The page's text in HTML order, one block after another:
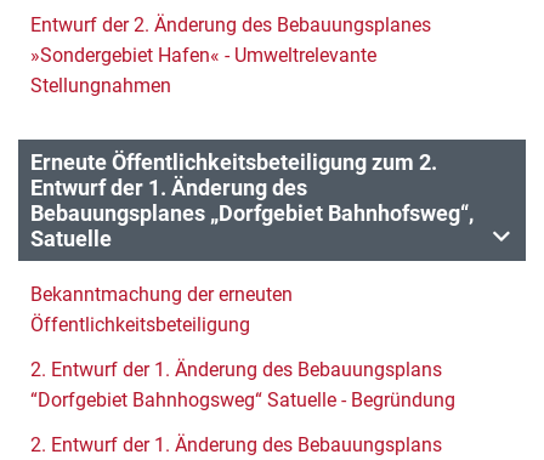
Entwurf der 2. Änderung des Bebauungsplanes
»Sondergebiet Hafen« - Umweltrelevante
Stellungnahmen
Erneute Öffentlichkeitsbeteiligung zum 2.
Entwurf der 1. Änderung des
Bebauungsplanes „Dorfgebiet Bahnhofsweg“,
Satuelle
Bekanntmachung der erneuten
Öffentlichkeitsbeteiligung
2. Entwurf der 1. Änderung des Bebauungsplans
“Dorfgebiet Bahnhogsweg“ Satuelle - Begründung
2. Entwurf der 1. Änderung des Bebauungsplans